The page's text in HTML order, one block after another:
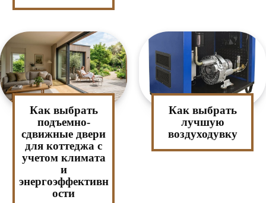
Как выбрать
подъемно-
сдвижные двери
для коттеджа с
учетом климата
и
энергоэффективн
ости
Как выбрать
лучшую
воздуходувку